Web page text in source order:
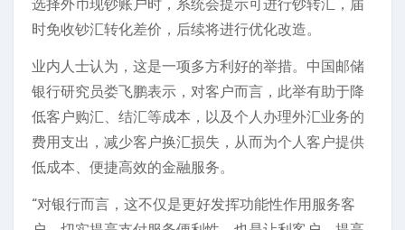
选择外币现钞账户时，系统会提示可进行钞转汇，届
时免收钞汇转化差价，后续将进行优化改造。
业内人士认为，这是一项多方利好的举措。中国邮储
银行研究员娄飞鹏表示，对客户而言，此举有助于降
低客户购汇、结汇等成本，以及个人办理外汇业务的
费用支出，减少客户换汇损失，从而为个人客户提供
低成本、便捷高效的金融服务。
“对银行而言，这不仅是更好发挥功能性作用服务客